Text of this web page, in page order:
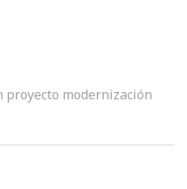
proyecto modernización